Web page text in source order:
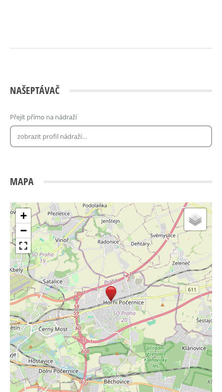
NAŠEPTÁVAČ
Přejít přímo na nádraží
MAPA
+
−